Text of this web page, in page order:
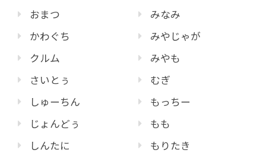
おまつ
かわぐち
クルム
さいとぅ
しゅーちん
じょんどぅ
しんたに
みなみ
みやじゃが
みやも
むぎ
もっちー
もも
もりたき